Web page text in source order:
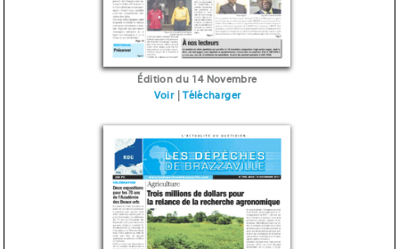
Édition du 14 Novembre
Voir|Télécharger